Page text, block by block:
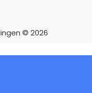
© 2026